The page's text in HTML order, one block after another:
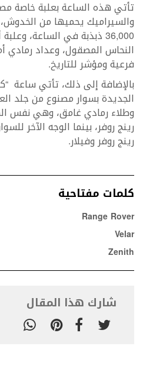
تأتي هذه الساعة بعلبة خاصة
والسيراميك يحميها من
النحاس المصقول، وعداد رمادي
فرعية ومؤشر للتاريخ.
بالإضافة إلى ذلك، تأتي ساعة
الجديدة بسوار مصنوع من جلد
وطلاء رمادي غامق، وهي نفس
رينج روفر، بينما الوجه الآخر
رينج روفر وفيلار.
كلمات مفتاحية
Range Rover
Velar
Zenith
شارك هذا المقال